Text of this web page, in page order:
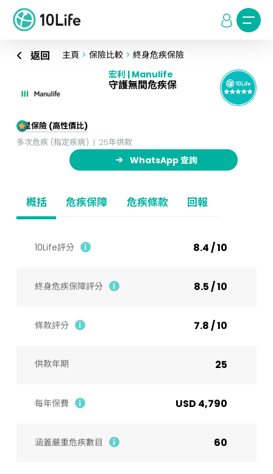
返回 主頁 > 保險比較> 終身危疾保險
宏利 | Manulife
守護無間危疾保
5星保險 (高性價比)
多次危疾 (指定疾病)
25年供款
WhatsApp 查詢
概括 危疾保障 危疾條款 回報
10Life評分 8.4 / 10
終身危疾保障評分 8.5 / 10
條款評分 7.8 / 10
供款年期 25
每年保費 USD 4,790
涵蓋嚴重危疾數目 60